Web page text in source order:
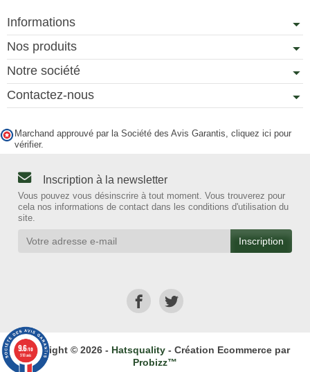
Informations
Nos produits
Notre société
Contactez-nous
Marchand approuvé par la Société des Avis Garantis, cliquez ici pour
vérifier.
Inscription à la newsletter
Vous pouvez vous désinscrire à tout moment. Vous trouverez pour
cela nos informations de contact dans les conditions d'utilisation du
site.
Copyright © 2026 - Hatsquality- Création Ecommerce par
Probizz™
9.6/10
918 avis